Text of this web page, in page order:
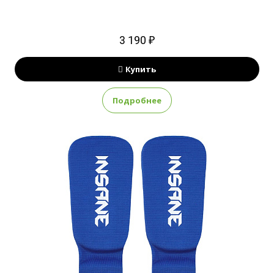
3 190 ₽
Купить
Подробнее